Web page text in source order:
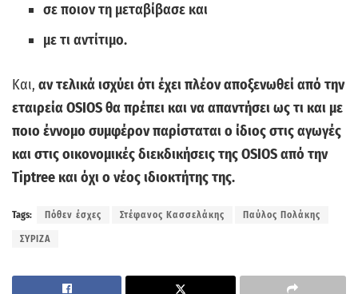
σε ποιον τη μεταβίβασε και
με τι αντίτιμο.
Και, αν τελικά ισχύει ότι έχει πλέον αποξενωθεί από την
εταιρεία OSIOS θα πρέπει και να απαντήσει ως τι και με
ποιο έννομο συμφέρον παρίσταται ο ίδιος στις αγωγές
και στις οικονομικές διεκδικήσεις της OSIOS από την
Tiptree και όχι ο νέος ιδιοκτήτης της.
Tags: Πόθεν έσχες Στέφανος Κασσελάκης Παύλος Πολάκης
ΣΥΡΙΖΑ